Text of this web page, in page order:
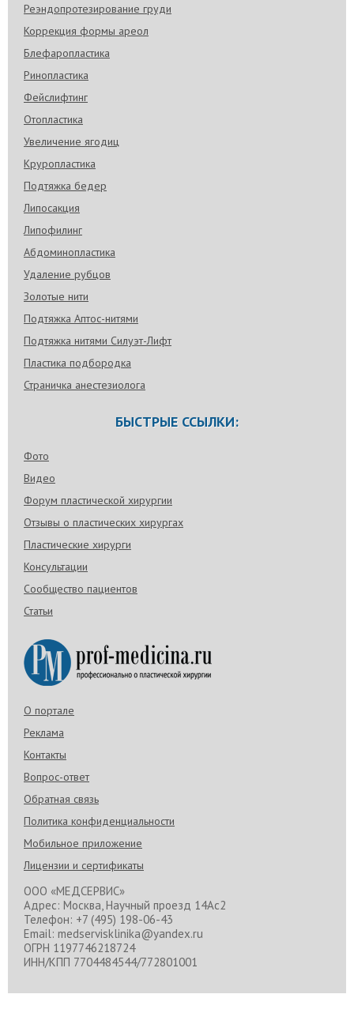
Реэндопротезирование груди
Коррекция формы ареол
Блефаропластика
Ринопластика
Фейслифтинг
Отопластика
Увеличение ягодиц
Круропластика
Подтяжка бедер
Липосакция
Липофилинг
Абдоминопластика
Удаление рубцов
Золотые нити
Подтяжка Аптос-нитями
Подтяжка нитями Силуэт-Лифт
Пластика подбородка
Страничка анестезиолога
БЫСТРЫЕ ССЫЛКИ:
Фото
Видео
Форум пластической хирургии
Отзывы о пластических хирургах
Пластические хирурги
Консультации
Сообщество пациентов
Статьи
О портале
Реклама
Контакты
Вопрос-ответ
Обратная связь
Политика конфиденциальности
Мобильное приложение
Лицензии и сертификаты
ООО «МЕДСЕРВИС»
Адрес: Москва, Научный проезд 14Ас2
Телефон: +7 (495) 198-06-43
Email: medservisklinika@yandex.ru
ОГРН 1197746218724
ИНН/КПП 7704484544/772801001